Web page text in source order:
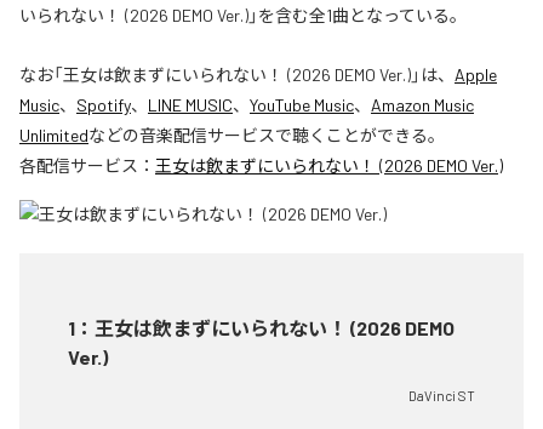
いられない！ (2026 DEMO Ver.)」を含む全1曲となっている。
なお「王女は飲まずにいられない！ (2026 DEMO Ver.)」は、 Apple
Music、 Spotify、 LINE MUSIC、 YouTube Music、 Amazon Music
Unlimitedなどの音楽配信サービスで聴くことができる。
各配信サービス： 王女は飲まずにいられない！ (2026 DEMO Ver.)
1 ： 王女は飲まずにいられない！ (2026 DEMO
Ver.)
DaVinci ST